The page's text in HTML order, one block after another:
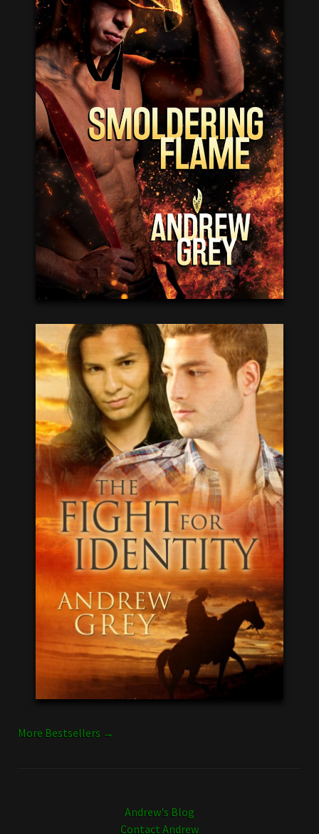
More Bestsellers →
Andrew's Blog
Contact Andrew